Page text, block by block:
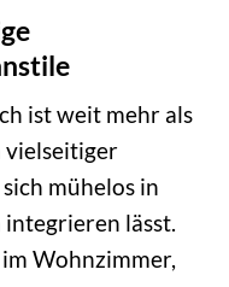
ist weit mehr als
vielseitiger
mühelos in
lässt.
Wohnzimmer,